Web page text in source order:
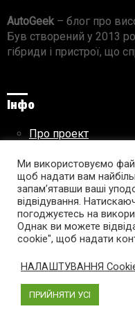
AutoGeek – блог про
Був створений у 2013
гібриди і пристрої, що
Інфо
Про проект
Правила
Підпишись на
facebooktwitter instagram
Ми використовуємо
щоб надати вам
запам’ятавши ваші
відвідування.
погоджуєтесь на
Однак ви можете
cookie", щоб надати
НАЛАШТУВАННЯ
ПРИЙНЯТИ УСІ